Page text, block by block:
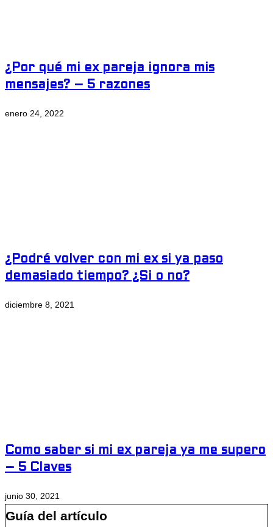
¿Por qué mi ex pareja ignora mis
mensajes? – 5 razones
enero 24, 2022
¿Podré volver con mi ex si ya paso
demasiado tiempo? ¿Si o no?
diciembre 8, 2021
Como saber si mi ex pareja ya me supero
– 5 Claves
junio 30, 2021
Guía del artículo